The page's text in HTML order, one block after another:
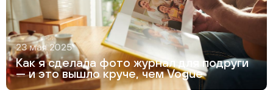
23 мая 2025
Как я сделала фото журнал для подруги
— и это вышло круче, чем Vogue